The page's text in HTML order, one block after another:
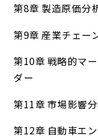
第8章 製造原価分
第9章 産業チェー
第10章 戦略的マ
ダー
第11章 市場影響
第12章 自動車エ